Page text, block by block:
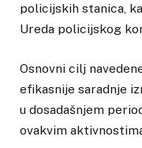
policijskih stanica,
Ureda policijskog
Osnovni cilj
efikasnije saradnje
u dosadašnjem
ovakvim